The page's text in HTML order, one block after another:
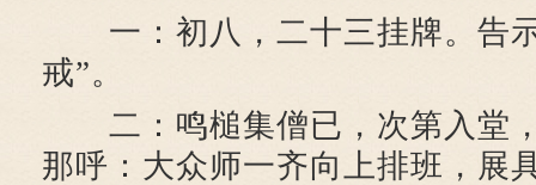
一：初八，二十三挂牌。告
戒”。
二：鸣槌集僧已，次第入堂
那呼：大众师一齐向上排班，展